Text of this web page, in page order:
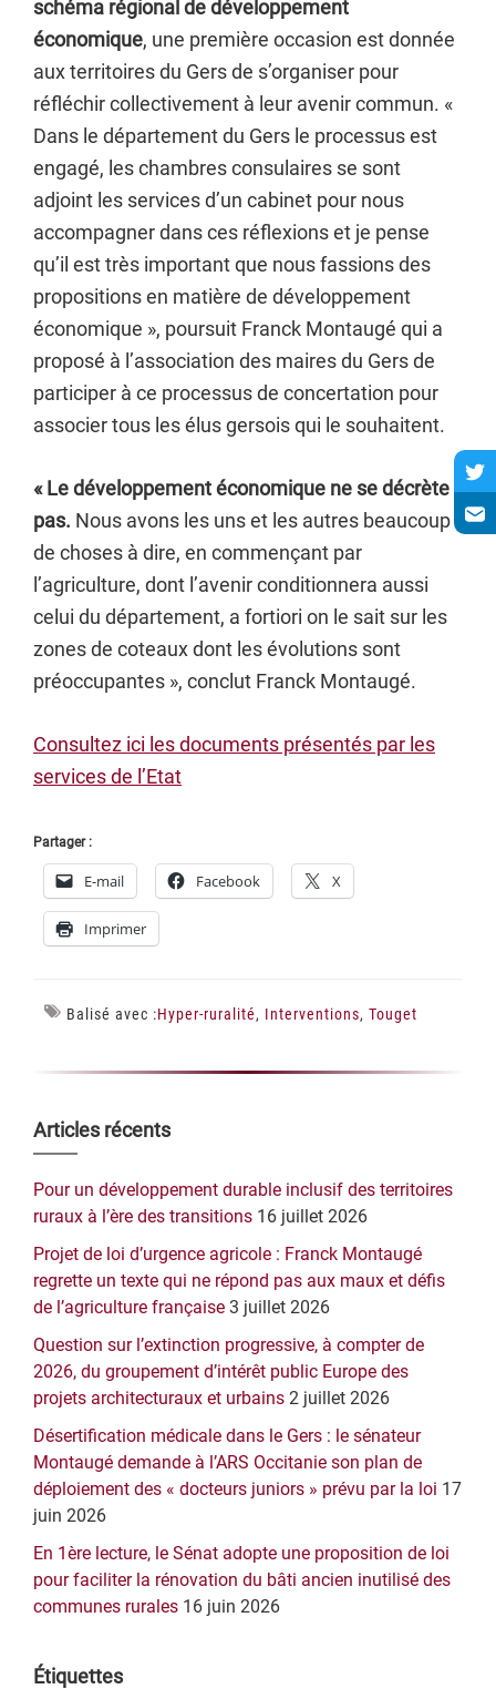
schéma régional de développement
économique, une première occasion est donnée
aux territoires du Gers de s’organiser pour
réfléchir collectivement à leur avenir commun. «
Dans le département du Gers le processus est
engagé, les chambres consulaires se sont
adjoint les services d’un cabinet pour nous
accompagner dans ces réflexions et je pense
qu’il est très important que nous fassions des
propositions en matière de développement
économique », poursuit Franck Montaugé qui a
proposé à l’association des maires du Gers de
participer à ce processus de concertation pour
associer tous les élus gersois qui le souhaitent.
« Le développement économique ne se décrète
pas. Nous avons les uns et les autres beaucoup
de choses à dire, en commençant par
l’agriculture, dont l’avenir conditionnera aussi
celui du département, a fortiori on le sait sur les
zones de coteaux dont les évolutions sont
préoccupantes », conclut Franck Montaugé.
Consultez ici les documents présentés par les
services de l’Etat
Partager :
E-mail Facebook X
Imprimer
Balisé avec :Hyper-ruralité, Interventions, Touget
Barre
latérale
principale
Articles récents
Pour un développement durable inclusif des territoires
ruraux à l’ère des transitions 16 juillet 2026
Projet de loi d’urgence agricole : Franck Montaugé
regrette un texte qui ne répond pas aux maux et défis
de l’agriculture française 3 juillet 2026
Question sur l’extinction progressive, à compter de
2026, du groupement d’intérêt public Europe des
projets architecturaux et urbains 2 juillet 2026
Désertification médicale dans le Gers : le sénateur
Montaugé demande à l’ARS Occitanie son plan de
déploiement des « docteurs juniors » prévu par la loi 17
juin 2026
En 1ère lecture, le Sénat adopte une proposition de loi
pour faciliter la rénovation du bâti ancien inutilisé des
communes rurales 16 juin 2026
Étiquettes